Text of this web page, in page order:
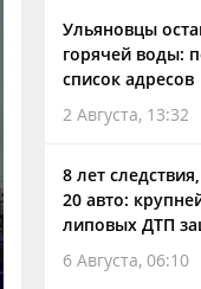
Ульяновцы
горячей воды:
список адресов
2 Августа, 13:32
8 лет
20 авто:
липовых ДТП
6 Августа, 06:10